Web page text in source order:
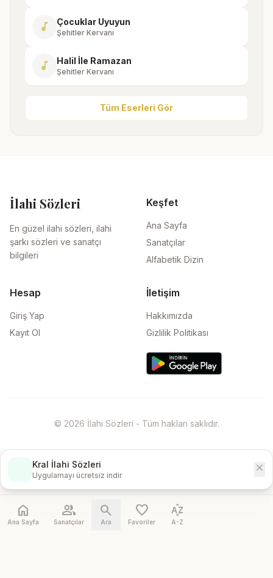
music_note Çocuklar Uyuyun
Şehitler Kervanı
music_note Halil İle Ramazan
Şehitler Kervanı
Tüm Eserleri Gör
İlahi Sözleri
En güzel ilahi sözleri, ilahi
şarkı sözleri ve sanatçı
bilgileri
Keşfet
Ana Sayfa
Sanatçılar
Alfabetik Dizin
Hesap
Giriş Yap
Kayıt Ol
İletişim
Hakkımızda
Gizlilik Politikası
© 2026 İlahi Sözleri - Tüm hakları saklıdır.
Kral İlahi Sözleri
Uygulamayı ücretsiz indir
close
home
Ana Sayfa
people
Sanatçılar
search
Ara
favorite
Favoriler
sort_by_alpha
A-Z